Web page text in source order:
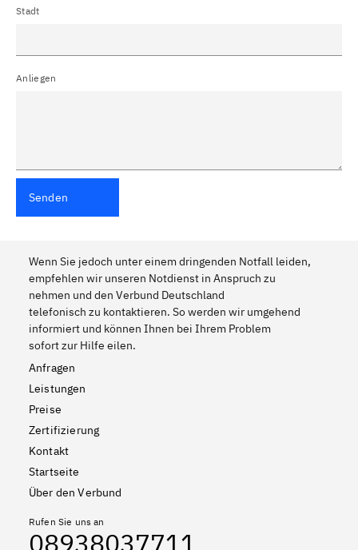
Stadt
Anliegen
Senden
Wenn Sie jedoch unter einem dringenden Notfall leiden,
empfehlen wir unseren Notdienst in Anspruch zu
nehmen und den Verbund Deutschland
telefonisch zu kontaktieren. So werden wir umgehend
informiert und können Ihnen bei Ihrem Problem
sofort zur Hilfe eilen.
Anfragen
Leistungen
Preise
Zertifizierung
Kontakt
Startseite
Über den Verbund
Rufen Sie uns an
08938037711